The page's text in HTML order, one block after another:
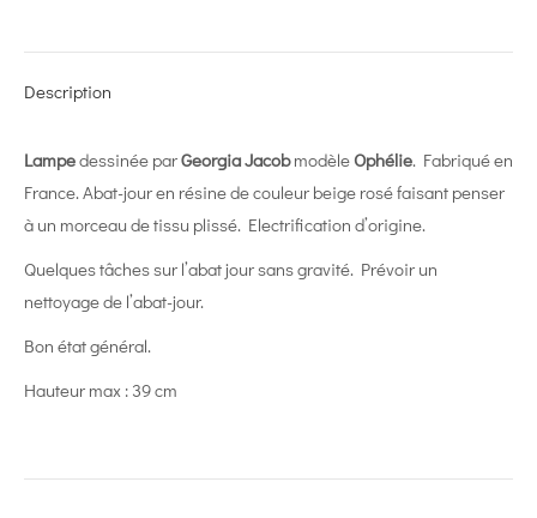
Description
Lampedessinée parGeorgia JacobmodèleOphélie. Fabriqué en
France. Abat-jour en résine de couleur beige rosé faisant penser
à un morceau de tissu plissé. Electrification d’origine.
Quelques tâches sur l’abat jour sans gravité. Prévoir un
nettoyage de l’abat-jour.
Bon état général.
Hauteur max : 39 cm